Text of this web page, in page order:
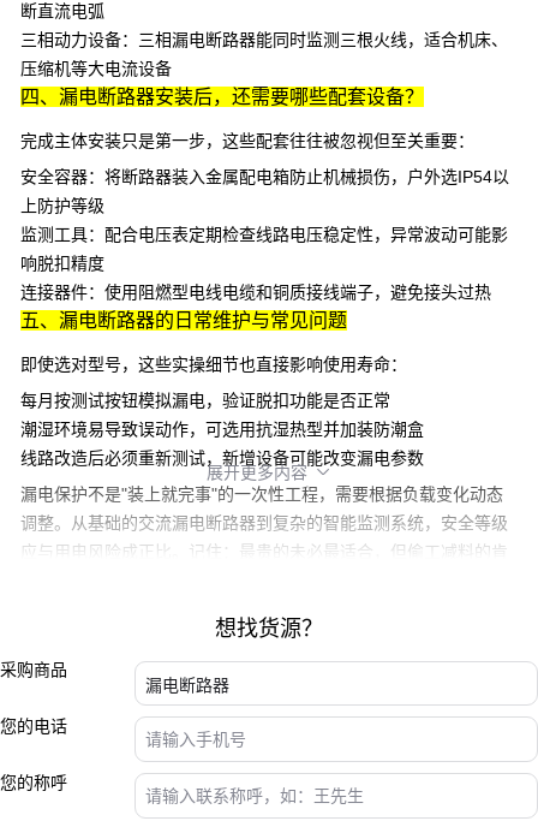
断直流电弧
三相动力设备： 三相漏电断路器能同时监测三根火线，适合机床、
压缩机等大电流设备
四、漏电断路器安装后，还需要哪些配套设备？
完成主体安装只是第一步，这些配套往往被忽视但至关重要：
安全容器：将断路器装入金属配电箱防止机械损伤，户外选IP54以
上防护等级
监测工具：配合电压表定期检查线路电压稳定性，异常波动可能影
响脱扣精度
连接器件：使用阻燃型电线电缆和铜质接线端子，避免接头过热
五、漏电断路器的日常维护与常见问题
即使选对型号，这些实操细节也直接影响使用寿命：
每月按测试按钮模拟漏电，验证脱扣功能是否正常
潮湿环境易导致误动作，可选用抗湿热型并加装防潮盒
线路改造后必须重新测试，新增设备可能改变漏电参数
漏电保护不是"装上就完事"的一次性工程，需要根据负载变化动态
调整。从基础的交流漏电断路器到复杂的智能监测系统，安全等级
应与用电风险成正比。记住：最贵的未必最适合，但偷工减料的肯
展开更多内容 
想找货源？
采购商品
您的电话
您的称呼